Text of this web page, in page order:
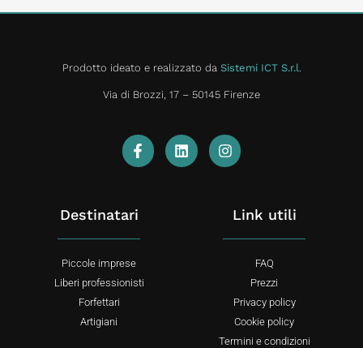
Prodotto ideato e realizzato da Sistemi ICT S.r.l
Via di Brozzi, 17 – 50145 Firenze
Destinatari
Piccole imprese
Liberi professionisti
Forfettari
Artigiani
Link utili
FAQ
Prezzi
Privacy policy
Cookie policy
Termini e condizioni